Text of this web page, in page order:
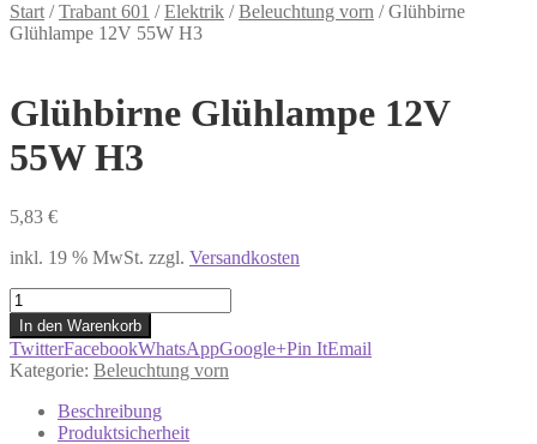
Start /Trabant 601 /Elektrik /Beleuchtung vorn /Glühbirne
Glühlampe 12V 55W H3
Glühbirne Glühlampe 12V
55W H3
5,83 €
inkl. 19 % MwSt. zzgl. Versandkosten
Glühbirne
Glühlampe
12V
55W
H3
Menge
In den Warenkorb
TwitterFacebookWhatsAppGoogle+Pin ItEmail
Kategorie: Beleuchtung vorn
Beschreibung
Produktsicherheit